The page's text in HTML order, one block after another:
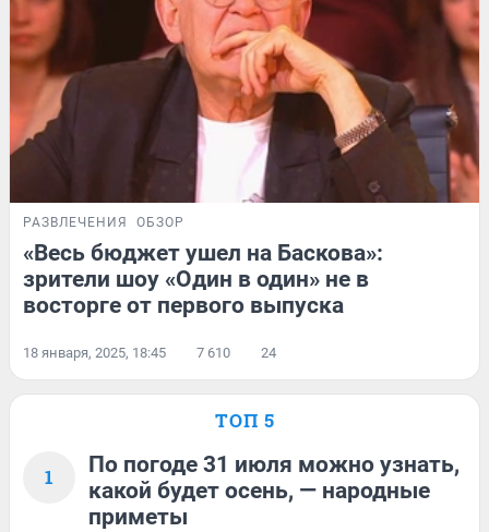
РАЗВЛЕЧЕНИЯ ОБЗОР
«Весь бюджет ушел на Баскова»:
зрители шоу «Один в один» не в
восторге от первого выпуска
18 января, 2025, 18:45 7 610 24
ТОП 5
1
По погоде 31 июля можно узнать,
какой будет осень, — народные
приметы